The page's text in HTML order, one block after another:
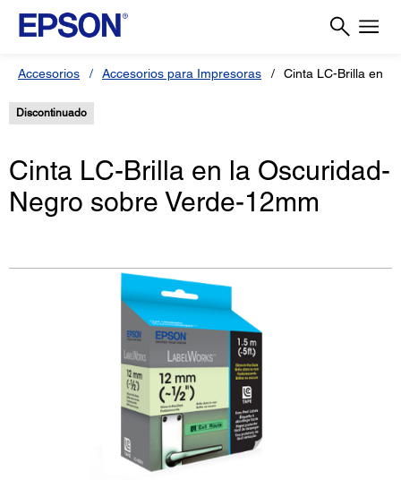
Accesorios Accesorios para Impresoras Cinta LC-Brilla en
Discontinuado
Cinta LC-Brilla en la Oscuridad-
Negro sobre Verde-12mm